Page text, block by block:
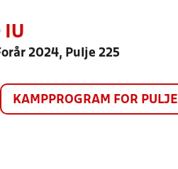
IU
2024, Pulje 225
KAMPPROGRAM FOR PULJE